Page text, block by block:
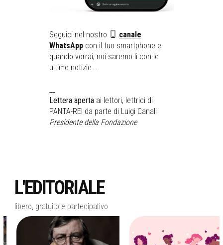
Seguici nel nostro
canale
WhatsApp con il tuo smartphone e
quando vorrai, noi saremo li con le
ultime notizie ...
Lettera aperta ai lettori, lettrici di
PANTA-REI da parte di Luigi Canali
Presidente della Fondazione
L'EDITORIALE
libero, gratuito e partecipativo